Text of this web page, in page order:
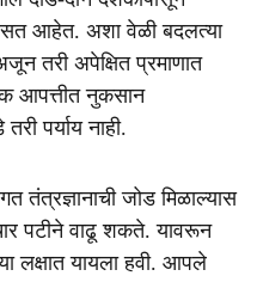
आहेत. अशा वेळी बदलत्या
तरी अपेक्षित प्रमाणात
आपत्तीत नुकसान
पर्याय नाही.
तंत्रज्ञानाची जोड मिळाल्यास
पटीने वाढू शकते. यावरून
लक्षात यायला हवी. आपले